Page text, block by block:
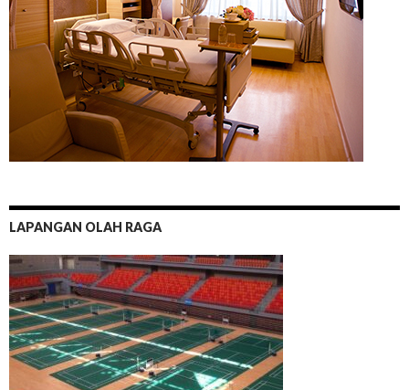
LAPANGAN OLAH RAGA